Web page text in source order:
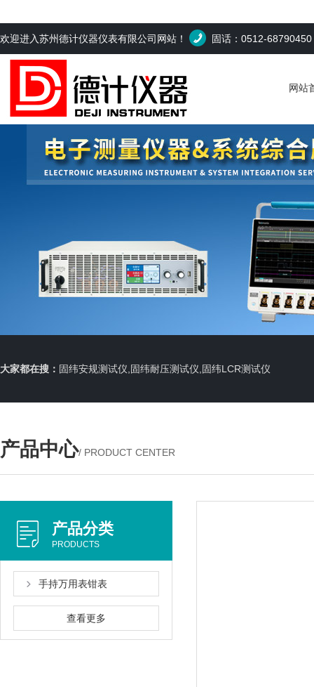
欢迎进入苏州德计仪器仪表有限公司网站！ 固话：0512-68790450
网站
大家都在搜： 固纬安规测试仪,固纬耐压测试仪,固纬LCR测试仪
产品中心/ PRODUCT CENTER
产品分类
PRODUCTS
手持万用表钳表
查看更多